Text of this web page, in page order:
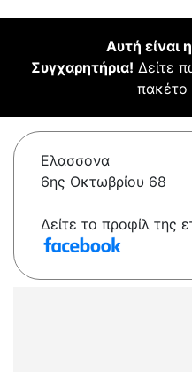
Αυτή είναι
Συγχαρητήρια! Δείτε
πακέτο
Ελασσονα
6ης Οκτωβρίου 68
Δείτε το προφίλ της